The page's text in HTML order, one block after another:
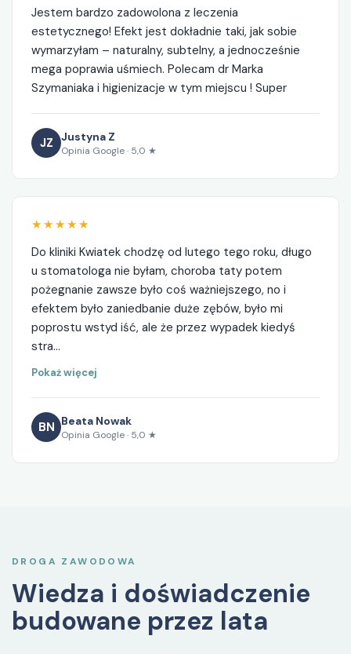
Jestem bardzo zadowolona z leczenia
estetycznego! Efekt jest dokładnie taki, jak sobie
wymarzyłam – naturalny, subtelny, a jednocześnie
mega poprawia uśmiech. Polecam dr Marka
Szymaniaka i higienizacje w tym miejscu ! Super
JZ Justyna Z
Opinia Google · 5,0 ★
★★★★★
Do kliniki Kwiatek chodzę od lutego tego roku, długo
u stomatologa nie byłam, choroba taty potem
pożegnanie zawsze było coś ważniejszego, no i
efektem było zaniedbanie duże zębów, było mi
poprostu wstyd iść, ale że przez wypadek kiedyś
stra…
Pokaż więcej
BN Beata Nowak
Opinia Google · 5,0 ★
DROGA ZAWODOWA
Wiedza i doświadczenie
budowane przez lata